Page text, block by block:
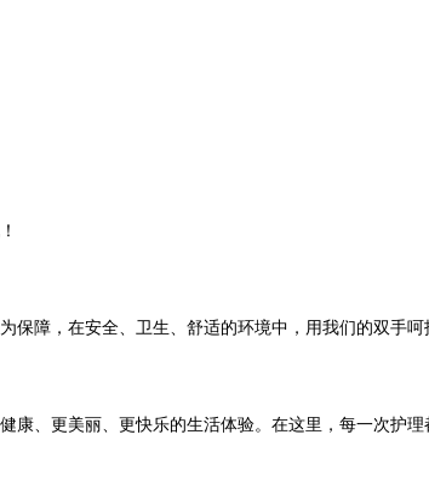
障，在安全、卫生、舒适的环境中，用我们的双手
、更美丽、更快乐的生活体验。在这里，每一次护理